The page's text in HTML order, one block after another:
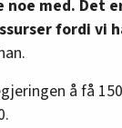
noe med. Det
fordi vi
å få